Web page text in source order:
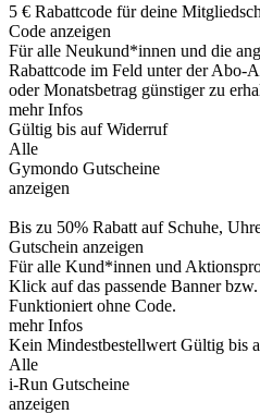
5 € Rabattcode für deine
Code anzeigen
Für alle Neukund*innen und die
Rabattcode im Feld unter der Abo-
oder Monatsbetrag günstiger zu
mehr Infos
Gültig bis auf Widerruf
Alle
Gymondo Gutscheine
anzeigen
Bis zu 50% Rabatt auf Schuhe,
Gutschein anzeigen
Für alle Kund*innen und
Klick auf das passende Banner
Funktioniert ohne Code.
mehr Infos
Kein Mindestbestellwert Gültig bis
Alle
i-Run Gutscheine
anzeigen